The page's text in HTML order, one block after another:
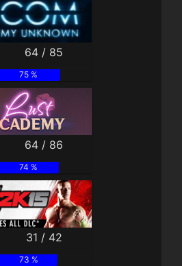
64 / 85
75 %
64 / 86
74 %
31 / 42
73 %